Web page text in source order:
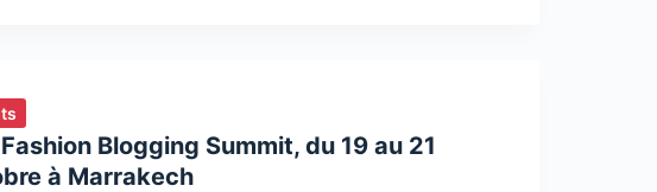
Blogging Summit, du 19 au 21
à Marrakech